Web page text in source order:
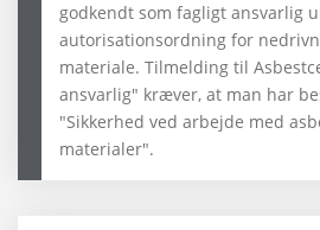
godkendt som fagligt ansvarlig
autorisationsordning for
materiale. Tilmelding til
ansvarlig" kræver, at man har
"Sikkerhed ved arbejde med
materialer".